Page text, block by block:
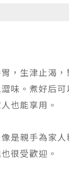
，生津止渴
味。煮好后
也能享用。
是親手為家
很受歡迎。